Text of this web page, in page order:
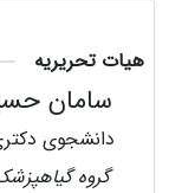
هیات تحریریه
سامان
دانشجوی
گروه